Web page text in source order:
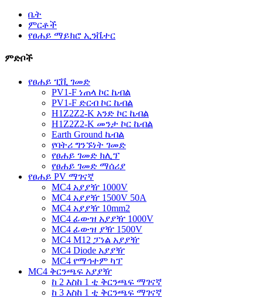
ቤት
ምርቶች
የፀሐይ ማይክሮ ኢንቬተር
ምድቦች
የፀሐይ ፒቪ ገመድ
PV1-F ነጠላ ኮር ኬብል
PV1-F ድርብ ኮር ኬብል
H1Z2Z2-K አንድ ኮር ኬብል
H1Z2Z2-K መንታ ኮር ኬብል
Earth Ground ኬብል
የባትሪ ግንኙነት ገመድ
የፀሐይ ገመድ ክሊፕ
የፀሐይ ገመድ ማሰሪያ
የፀሐይ PV ማገናኛ
MC4 አያያዥ 1000V
MC4 አያያዥ 1500V 50A
MC4 አያያዥ 10mm2
MC4 ፊውዝ አያያዥ 1000V
MC4 ፊውዝ ያዥ 1500V
MC4 M12 ፓነል አያያዥ
MC4 Diode አያያዥ
MC4 የማኅተም ካፕ
MC4 ቅርንጫፍ አያያዥ
ከ 2 እስከ 1 ቲ ቅርንጫፍ ማገናኛ
ከ 3 እስከ 1 ቲ ቅርንጫፍ ማገናኛ